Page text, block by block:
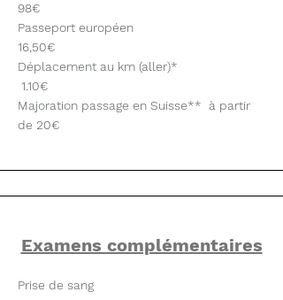
98€
Passeport européen
16,50€
Déplacement au km (aller)*
1.10€
Majoration passage en Suisse** à partir
de 20€
Examens complémentaires
Prise de sang